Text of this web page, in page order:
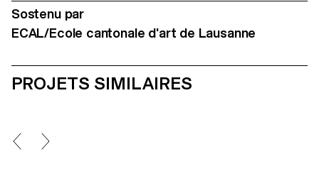
Sostenu par
ECAL/Ecole cantonale d'art de Lausanne
PROJETS SIMILAIRES